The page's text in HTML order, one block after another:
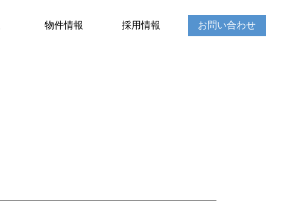
物件情報 採用情報 お問い合わせ